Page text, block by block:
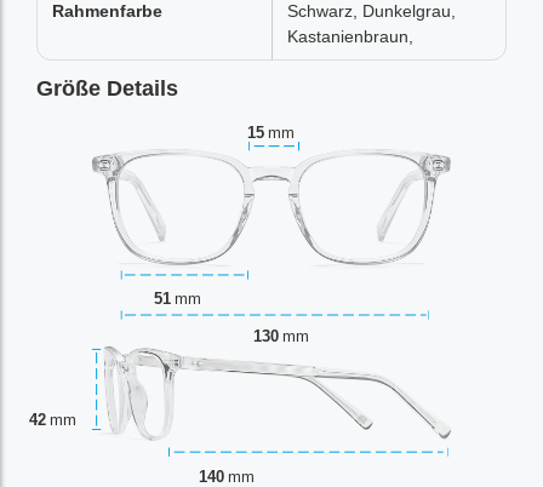
Rahmenfarbe
Schwarz, Dunkelgrau,
Kastanienbraun,
Größe Details
15 mm
51 mm
42 mm
130 mm
140 mm